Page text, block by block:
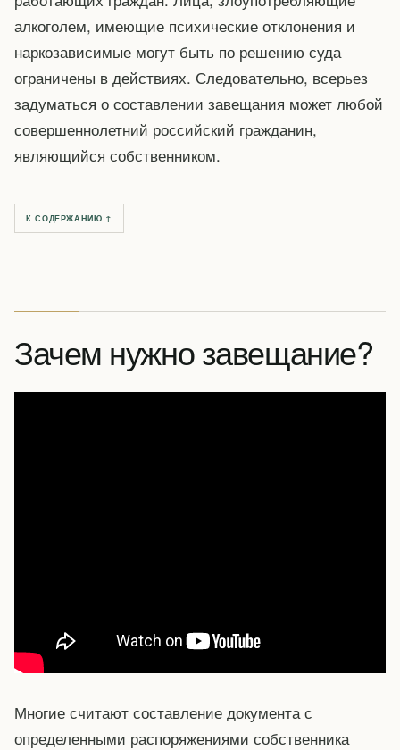
алкоголем, имеющие психические отклонения и
наркозависимые могут быть по решению суда
ограничены в действиях. Следовательно, всерьез
задуматься о составлении завещания может любой
совершеннолетний российский гражданин,
являющийся собственником.
К СОДЕРЖАНИЮ ↑
Зачем нужно завещание?
Многие считают составление документа с
определенными распоряжениями собственника